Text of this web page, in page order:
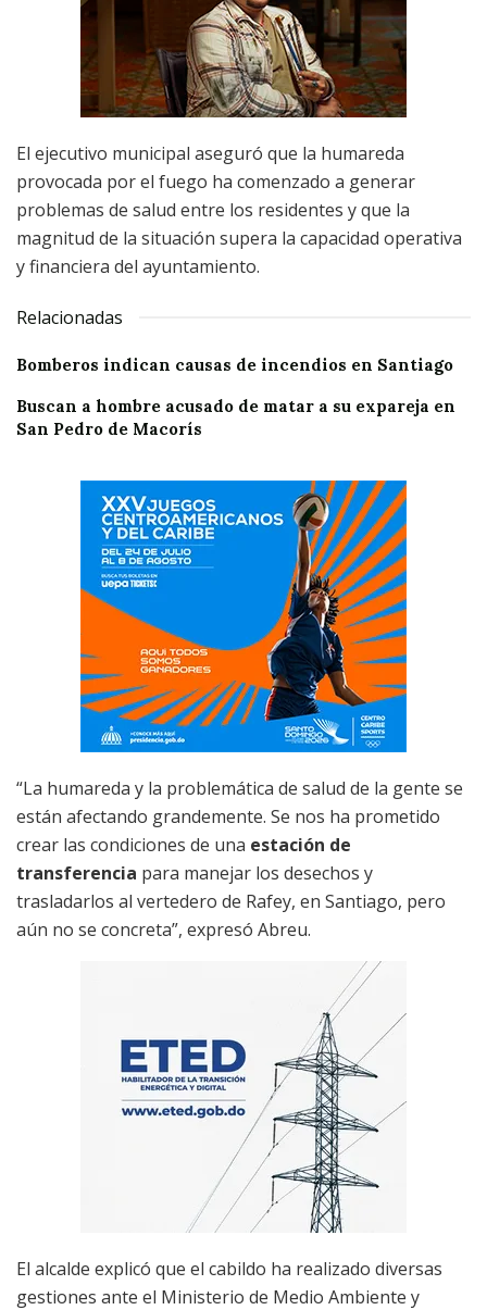
El ejecutivo municipal aseguró que la humareda
provocada por el fuego ha comenzado a generar
problemas de salud entre los residentes y que la
magnitud de la situación supera la capacidad operativa
y financiera del ayuntamiento.
Relacionadas
Bomberos indican causas de incendios en Santiago
Buscan a hombre acusado de matar a su expareja en
San Pedro de Macorís
“La humareda y la problemática de salud de la gente se
están afectando grandemente. Se nos ha prometido
crear las condiciones de una estación de
transferencia para manejar los desechos y
trasladarlos al vertedero de Rafey, en Santiago, pero
aún no se concreta”, expresó Abreu.
El alcalde explicó que el cabildo ha realizado diversas
gestiones ante el Ministerio de Medio Ambiente y